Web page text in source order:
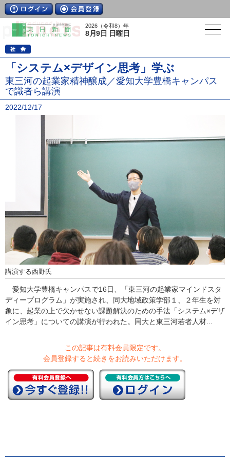
2026（令和8）年
8月9日 日曜日
「システム×デザイン思考」学ぶ
東三河の起業家精神醸成／愛知大学豊橋キャンパス
で識者ら講演
2022/12/17
講演する西野氏
愛知大学豊橋キャンパスで16日、「東三河の起業家マインドスタ
ディープログラム」が実施され、同大地域政策学部１、２年生を対
象に、起業の上で欠かせない課題解決のための手法「システム×デザ
イン思考」についての講演が行われた。同大と東三河若者人材...
この記事は有料会員限定です。
会員登録すると続きをお読みいただけます。